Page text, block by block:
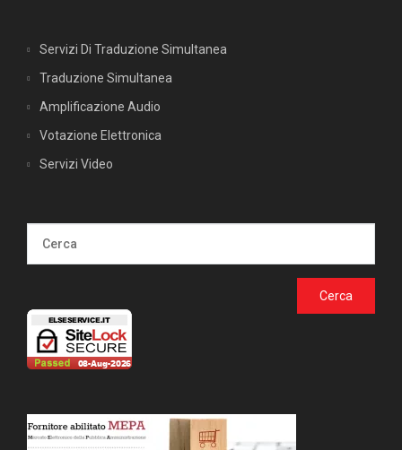
Servizi Di Traduzione Simultanea
Traduzione Simultanea
Amplificazione Audio
Votazione Elettronica
Servizi Video